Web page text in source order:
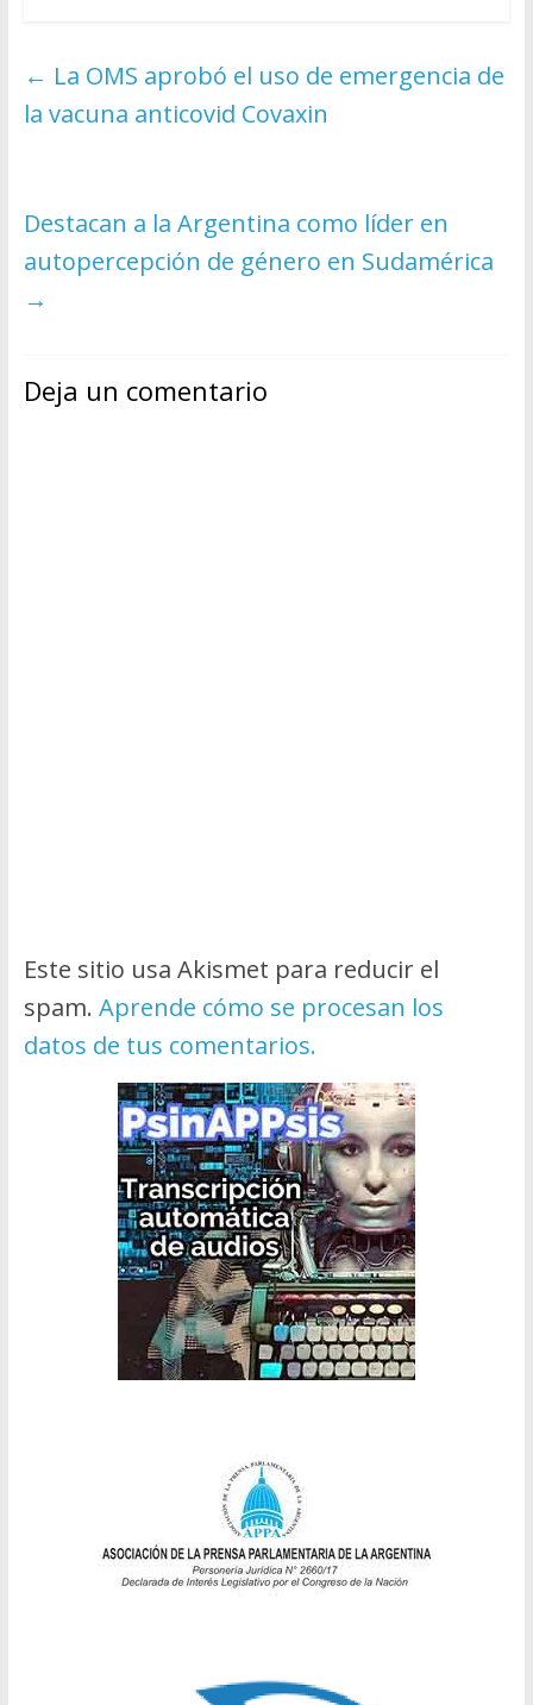
← La OMS aprobó el uso de emergencia de
la vacuna anticovid Covaxin
Destacan a la Argentina como líder en
autopercepción de género en Sudamérica
→
Deja un comentario
Este sitio usa Akismet para reducir el
spam. Aprende cómo se procesan los
datos de tus comentarios.